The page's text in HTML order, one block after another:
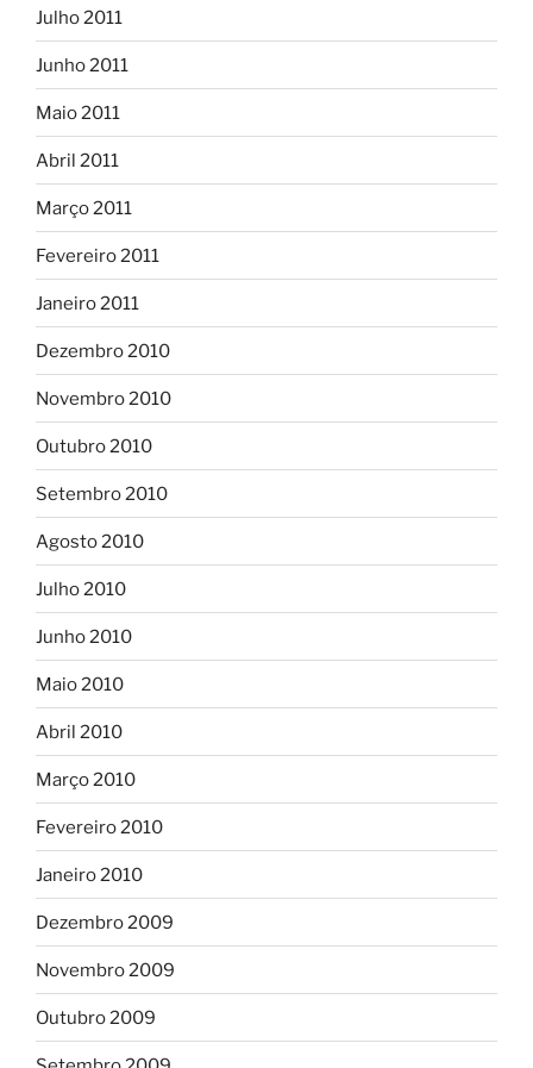
Julho 2011
Junho 2011
Maio 2011
Abril 2011
Março 2011
Fevereiro 2011
Janeiro 2011
Dezembro 2010
Novembro 2010
Outubro 2010
Setembro 2010
Agosto 2010
Julho 2010
Junho 2010
Maio 2010
Abril 2010
Março 2010
Fevereiro 2010
Janeiro 2010
Dezembro 2009
Novembro 2009
Outubro 2009